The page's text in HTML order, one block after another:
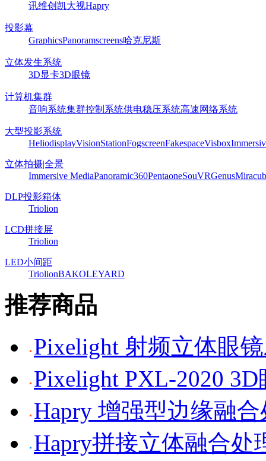
讯维创凯大视Hapry
投影幕
GraphicsPanoramscreens哈克尼斯
立体发生系统
3D显卡3D眼镜
计算机集群
音响系统集群控制系统供电稳压系统高速网络系统
大型投影系统
HeliodisplayVisionStationFogscreenFakespaceVisbox
立体拍摄|全景
Immersive MediaPanoramic360PentaoneSouVRGenus
DLP投影箱体
Triolion
LCD拼接屏
Triolion
LED小间距
TriolionBAKOLEYARD
推荐商品
Pixelight 射频立体眼
Pixelight PXL-2020 3D
Hapry 增强型边缘融
Hapry拼接立体融合处